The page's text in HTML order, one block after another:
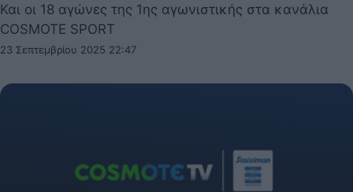
Και οι 18 αγώνες της 1ης αγωνιστικής στα κανάλια
COSMOTE SPORT
23 Σεπτεμβρίου 2025 22:47